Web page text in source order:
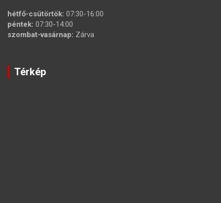
hétfő-csütörtök: 07:30-16:00
péntek: 07:30-14:00
szombat-vasárnap: Zárva
Térkép